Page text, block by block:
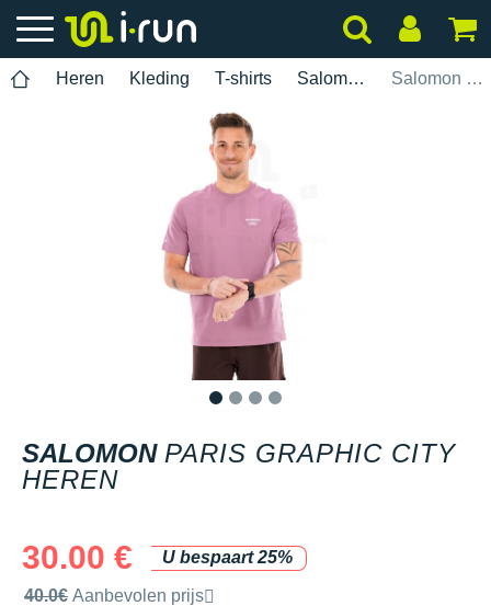
Heren Kleding T-shirts Salomon Salomon Paris Graphic City heren
SALOMON PARIS GRAPHIC CITY
HEREN
30.00 €
U bespaart 25%
Door het merk aanbevolen verkoopprijs
40.0€ Aanbevolen prijs